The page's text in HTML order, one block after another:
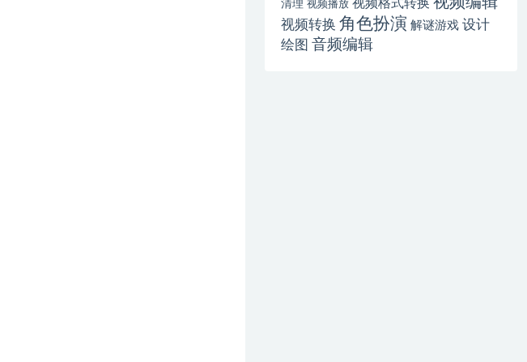
清理 视频播放
视频转换 角色扮演 解谜游戏 设计
绘图 音频编辑